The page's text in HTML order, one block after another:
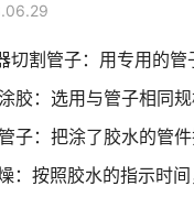
切割管子：用专用的
胶：选用与管子相同
子：把涂了胶水的管
：按照胶水的指示时